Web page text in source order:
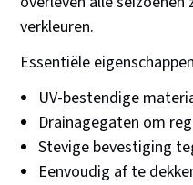
verkleuren.
Essentiële
UV-bestendige
Drainagegaten om
Stevige bevestiging
Eenvoudig af te